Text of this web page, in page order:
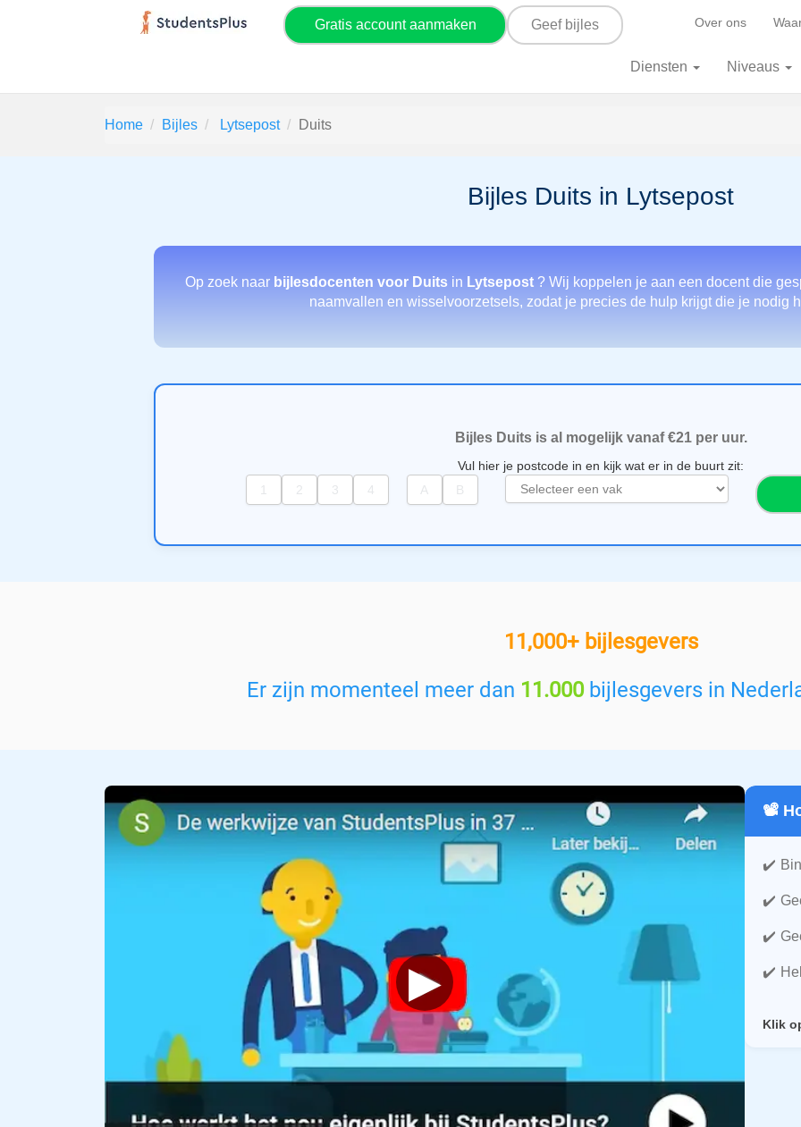
Gratis account aanmaken Geef bijles Over ons
Diensten Niveaus
Home Bijles Lytsepost Duits
Bijles Duits in Lytsepost
Op zoek naar bijlesdocenten voor Duits in Lytsepost ? Wij koppelen je aan een docent die
naamvallen en wisselvoorzetsels, zodat je precies de hulp krijgt die je nodig
Bijles Duits is al mogelijk vanaf €21 per uur.
Vul hier je postcode in en kijk wat er in de buurt zit:
e
e
n
11,000+ bijlesgevers
Er zijn momenteel meer dan 11.000bijlesgevers in
▶
📽️
Klik